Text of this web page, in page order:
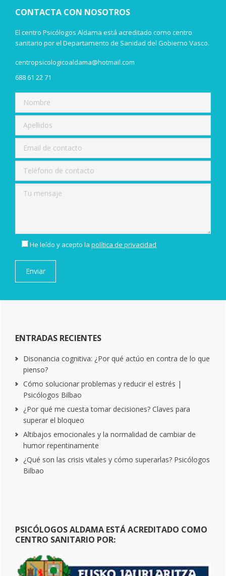
CONTACTA CON NOSOTROS
El centro Psicólogos Aldama está acreditado como centro
sanitario por el Departamento de Sanidad del Gobierno Vasco.
centropsicologicoaldama@hotmail.com
688 61 22 71
He leído y acepto lapolítica de privacidad
ENTRADAS RECIENTES
Disonancia cognitiva: ¿Por qué actúo en contra de lo que
pienso?
Cómo solucionar problemas y reducir el estrés |
Psicólogos Bilbao
¿Por qué me cuesta tomar decisiones? Claves para
superar el bloqueo
Altibajos emocionales y la normalidad de cambiar de
humor repentinamente
¿Qué son las crisis vitales y cómo superarlas? Psicólogos
Bilbao
PSICÓLOGOS ALDAMA ESTÁ ACREDITADO COMO
CENTRO SANITARIO POR: